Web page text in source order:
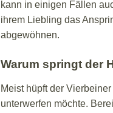
kann in einigen Fällen
ihrem Liebling das
abgewöhnen.
Warum springt der
Meist hüpft der
unterwerfen möchte.